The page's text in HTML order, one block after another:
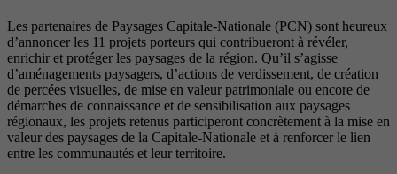
Les partenaires de Paysages Capitale-Nationale (PCN) sont heureux
d’annoncer les 11 projets porteurs qui contribueront à révéler,
enrichir et protéger les paysages de la région. Qu’il s’agisse
d’aménagements paysagers, d’actions de verdissement, de création
de percées visuelles, de mise en valeur patrimoniale ou encore de
démarches de connaissance et de sensibilisation aux paysages
régionaux, les projets retenus participeront concrètement à la mise en
valeur des paysages de la Capitale-Nationale et à renforcer le lien
entre les communautés et leur territoire.